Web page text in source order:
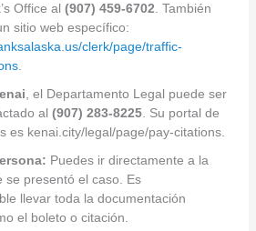
Office al (907) 459-6702. También
sitio web específico:
clerk/page/traffic-
.
, el Departamento Legal puede ser
al (907) 283-8225. Su portal de
es kenai.city/legal/page/pay-citations.
Puedes ir directamente a la
se presentó el caso. Es
llevar toda la documentación
el boleto o citación.